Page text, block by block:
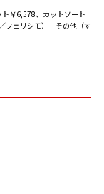
￥6,578、カットソート
フェリシモ） その他（す